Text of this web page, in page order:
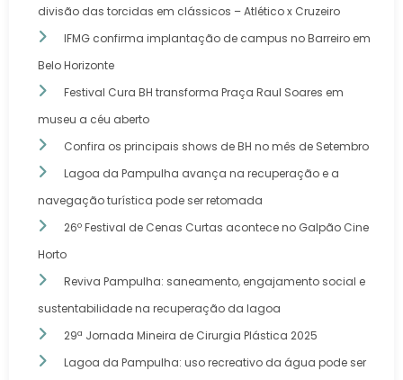
divisão das torcidas em clássicos – Atlético x Cruzeiro
IFMG confirma implantação de campus no Barreiro em
Belo Horizonte
Festival Cura BH transforma Praça Raul Soares em
museu a céu aberto
Confira os principais shows de BH no mês de Setembro
Lagoa da Pampulha avança na recuperação e a
navegação turística pode ser retomada
26º Festival de Cenas Curtas acontece no Galpão Cine
Horto
Reviva Pampulha: saneamento, engajamento social e
sustentabilidade na recuperação da lagoa
29ª Jornada Mineira de Cirurgia Plástica 2025
Lagoa da Pampulha: uso recreativo da água pode ser